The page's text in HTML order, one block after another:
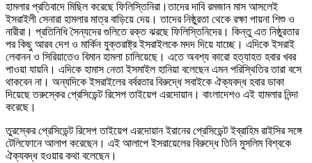
হামলার প্রতিবাদে মিছিল করেছে ফিলিস্তিনিরা।তাদের দাবি রমজান মাস আসলেই
ইসরাইলী সেনারা হামলার মাত্র বাড়িয়ে দেয়। তাদের নিষ্ঠুরতা থেকে রক্ষা পায়না শিশু ও
নারীরা। প্রতিনিধি সৈন্যদের গুলিতে রক্ত ঝরছে ফিলিস্তিনিদের। কিন্তু এত নিষ্ঠুরতার
পর কিছু আরব দেশ ও মার্কিন যুক্তরাষ্ট্র ইসরাইলকে মদদ দিয়ে যাচ্ছে। এদিকে ইসরাই
লেবানন ও সিরিয়াতেও বিমান হামলা চালিয়েছে। এতে অবশ্য কারো হত্যাহত হবার খবর
পাওয়া যায়নি। এদিকে হামাস নেতা ইসমাইল হানিয়া বলেছেন এমন পরিস্থিতির তারা বসে
থাকবেন না। অন্যদিকে ইসরাইলের বর্বরতার বিরুদ্ধে সবাইকে ঐক্যবদ্ধ হবার ডাকা
দিয়েছে তরুস্কের প্রেসিডেন্ট রিসেপ তাইয়েপ এরদোয়ান। বাংলাদেশও এই হামলার নিন্দা
করেছে।
তুরস্কের প্রেসিডেন্ট রিসেপ তাইয়েপ এরদোয়ান ইরানের প্রেসিডেন্ট ইব্রাহিম রাইসির সঙ্গে
টেলিফোনে আলাপ করেছেন। এই আলাপে ইসরায়েলের বিরুদ্ধে তিনি মুসলিম বিশ্বকে
ঐক্যবদ্ধ হওয়ার কথা বলেছেন।